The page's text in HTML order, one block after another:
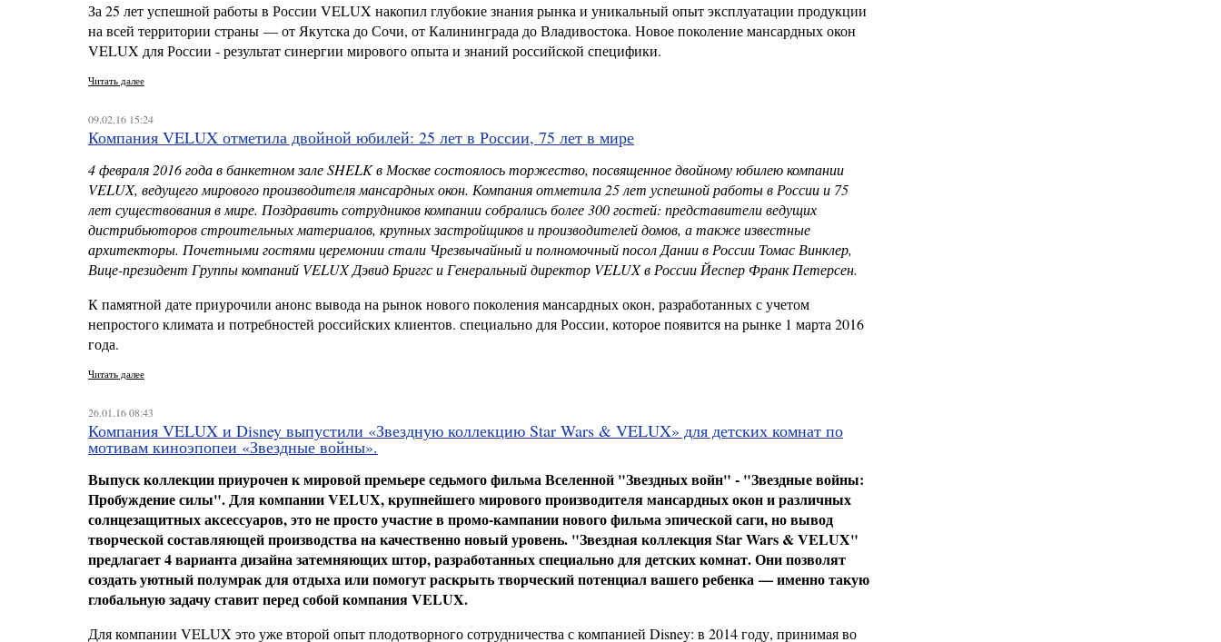
За 25 лет успешной работы в России VELUX накопил глубокие знания рынка и уникальный опыт эксплуатации продукции
на всей территории страны — от Якутска до Сочи, от Калининграда до Владивостока. Новое поколение мансардных окон
VELUX для России - результат синергии мирового опыта и знаний российской специфики.
Читать далее
09.02.16 15:24
Компания VELUX отметила двойной юбилей: 25 лет в России, 75 лет в мире
4 февраля 2016 года в банкетном зале SHELK в Москве состоялось торжество, посвященное двойному юбилею компании
VELUX, ведущего мирового производителя мансардных окон. Компания отметила 25 лет успешной работы в России и 75
лет существования в мире. Поздравить сотрудников компании собрались более 300 гостей: представители ведущих
дистрибьюторов строительных материалов, крупных застройщиков и производителей домов, а также известные
архитекторы. Почетными гостями церемонии стали Чрезвычайный и полномочный посол Дании в России Томас Винклер,
Вице-президент Группы компаний VELUXДэвид Бриггс и Генеральный директор VELUXв России Йеспер Франк Петерсен.
К памятной дате приурочили анонс вывода на рынок нового поколения мансардных окон, разработанных с учетом
непростого климата и потребностей российских клиентов. специально для России, которое появится на рынке 1 марта 2016
года.
Читать далее
26.01.16 08:43
Компания VELUX и Disney выпустили «Звездную коллекцию Star Wars & VELUX» для детских комнат по
мотивам киноэпопеи «Звездные войны».
Выпуск коллекции приурочен к мировой премьере седьмого фильма Вселенной "Звездных войн" - "Звездные войны:
Пробуждение силы". Для компанииVELUX, крупнейшего мирового производителя мансардных окон и различных
солнцезащитных аксессуаров, это не просто участие в промо-кампании нового фильма эпической саги, но вывод
творческой составляющей производства на качественно новый уровень. "Звездная коллекцияStarWars &VELUX"
предлагает 4 варианта дизайна затемняющих штор, разработанных специально для детских комнат. Они позволят
создать уютный полумрак для отдыха или помогут раскрыть творческий потенциал вашего ребенка — именно такую
глобальную задачу ставит перед собой компанияVELUX.
Для компании VELUX это уже второй опыт плодотворного сотрудничества с компанией Disney: в 2014 году, принимая во